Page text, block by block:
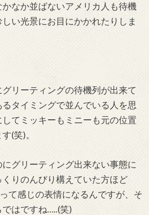
なか並ばないアメリカ人も待機
い光景にお目にかかれたりしま
グリーティングの待機列が出来て
タイミングで並んでいる人を思
てミッキーもミニーも元の位置
(笑)。
グリーティング出来ない事態に
りのんびり構えていた方ほど
て感じの表情になるんですが、そ
はですね…..(笑)